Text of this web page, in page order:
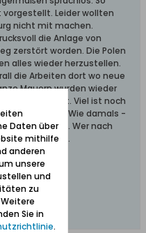
Leider wollten
nicht mit machen.
die Anlage von
zerstört worden. Die Polen
alles wieder herzustellen.
die Arbeiten dort wo neue
Mauern wurden wieder
restauriert. Viel ist noch
imposant aus. Wie damals -
zu sehen. Wer nach
dort hinfahren.
Daten über
mithilfe
anderen
unsere
und
zu
Sie in
.